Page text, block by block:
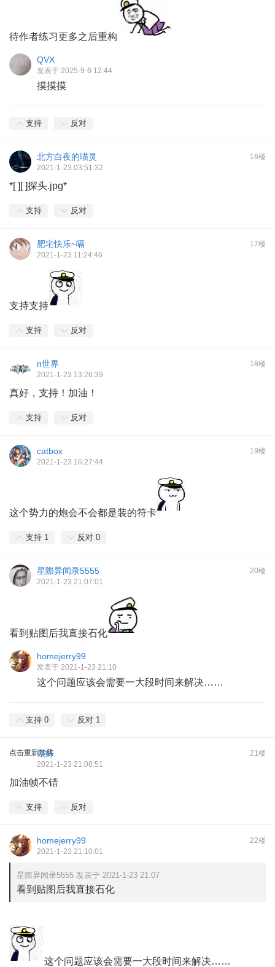
待作者练习更多之后重构
QVX
发表于 2025-9-6 12:44
摸摸摸
支持 反对
16楼
北方白夜的喵灵
2021-1-23 03:51:32
*[ ][ ]探头.jpg*
支持 反对
17楼
肥宅快乐~嗝
2021-1-23 11:24:46
支持支持
支持 反对
18楼
n世界
2021-1-23 13:26:39
真好，支持！加油！
支持 反对
19楼
catbox
2021-1-23 16:27:44
这个势力的炮会不会都是装的符卡
支持 1 反对 0
20楼
星際异闻录5555
2021-1-23 21:07:01
看到贴图后我直接石化
homejerry99
发表于 2021-1-23 21:10
这个问题应该会需要一大段时间来解决……
支持 0 反对 1
点击重新加载 21楼
很好
2021-1-23 21:08:51
加油帧不错
支持 反对
22楼
homejerry99
2021-1-23 21:10:01
星際异闻录5555 发表于 2021-1-23 21:07
看到贴图后我直接石化
这个问题应该会需要一大段时间来解决……